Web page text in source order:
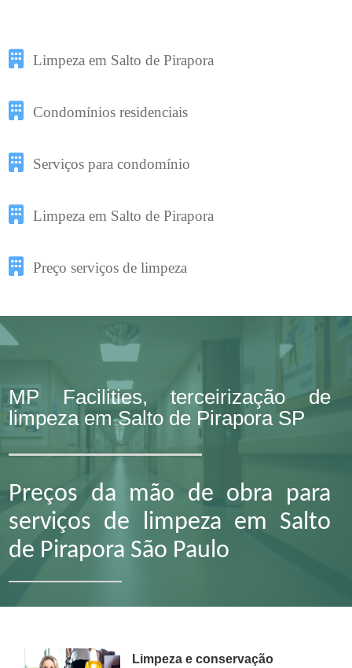
Limpeza em Salto de Pirapora
Condomínios residenciais
Serviços para condomínio
Limpeza em Salto de Pirapora
Preço serviços de limpeza
MP Facilities, terceirização de
limpeza em Salto de Pirapora SP
Preços da mão de obra para
serviços de limpeza em Salto
de Pirapora São Paulo
Limpeza e conservação